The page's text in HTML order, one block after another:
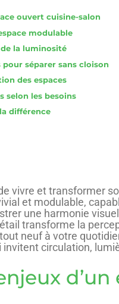
ouvert cuisine-salon
modulable
la luminosité
séparer sans cloison
des espaces
selon les besoins
différence
vivre et transformer
et modulable,
une harmonie
transforme la
neuf à votre
circulation,